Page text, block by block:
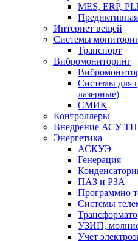
MES, ERP,
Интернет вещей
Системы
Транспорт
Вибромониторинг
Системы для
лазерные)
СМИК
Контроллеры
Внедрение АСУ ТП
Энергетика
АСКУЭ
Генерация
ПАЗ и РЗА
Программно
Системы
УЗИП,
Учет